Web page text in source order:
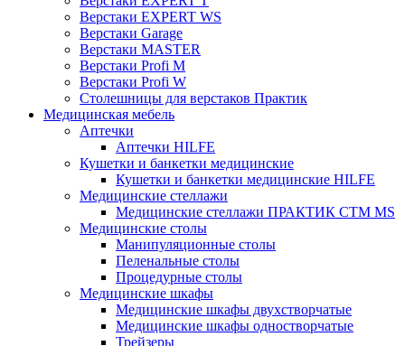
Верстаки EXPERT WS
Верстаки Garage
Верстаки MASTER
Верстаки Profi M
Верстаки Profi W
Столешницы для верстаков Практик
Медицинская мебель
Аптечки
Аптечки HILFE
Кушетки и банкетки медицинские
Кушетки и банкетки медицинские HILFE
Медицинские стеллажи
Медицинские стеллажи ПРАКТИК СТМ MS
Медицинские столы
Манипуляционные столы
Пеленальные столы
Процедурные столы
Медицинские шкафы
Медицинские шкафы двухстворчатые
Медицинские шкафы одностворчатые
Трейзеры